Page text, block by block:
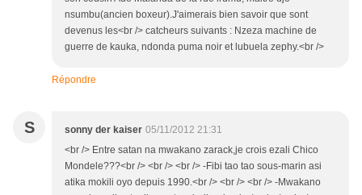
nsumbu(ancien boxeur).J'aimerais bien savoir que sont
devenus les<br /> catcheurs suivants : Nzeza machine de
guerre de kauka, ndonda puma noir et lubuela zephy.<br />
Répondre
S sonny der kaiser 05/11/2012 21:31
<br /> Entre satan na mwakano zarack,je crois ezali Chico
Mondele???<br /> <br /> <br /> -Fibi tao tao sous-marin asi
atika mokili oyo depuis 1990.<br /> <br /> <br /> -Mwakano